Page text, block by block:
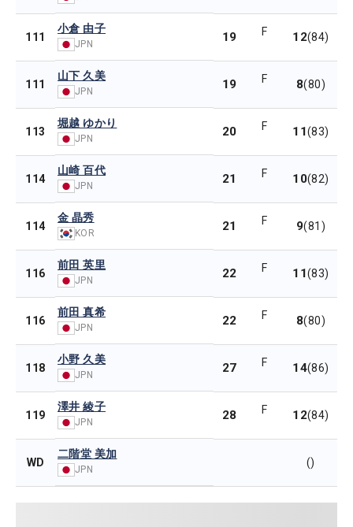
111
小倉 由子
JPN 19 F 12(84)
111
山下 久美
JPN 19 F 8(80)
113
堀越 ゆかり
JPN 20 F 11(83)
114
山崎 百代
JPN 21 F 10(82)
114
金 晶秀
KOR 21 F 9(81)
116
前田 英里
JPN 22 F 11(83)
116
前田 真希
JPN 22 F 8(80)
118
小野 久美
JPN 27 F 14(86)
119
澤井 綾子
JPN 28 F 12(84)
WD
二階堂 美加
JPN
()